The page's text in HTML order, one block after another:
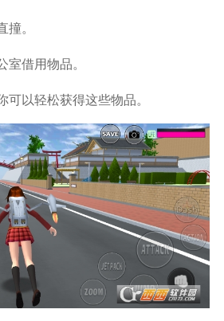
。
借用物品。
以轻松获得这些物品。